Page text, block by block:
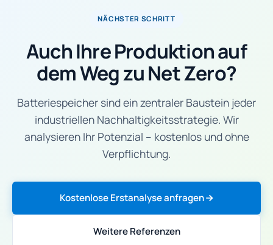
NÄCHSTER SCHRITT
Auch Ihre Produktion auf
dem Weg zu Net Zero?
Batteriespeicher sind ein zentraler Baustein jeder
industriellen Nachhaltigkeitsstrategie. Wir
analysieren Ihr Potenzial – kostenlos und ohne
Verpflichtung.
Kostenlose Erstanalyse anfragen
Weitere Referenzen